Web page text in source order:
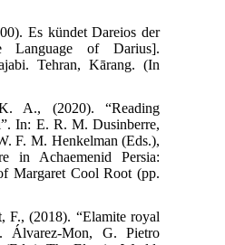
Es kündet Dareios der
Language of Darius].
Tehran, Kārang. (In
A., (2020). “Reading
In: E. R. M. Dusinberre,
F. M. Henkelman (Eds.),
in Achaemenid Persia:
Margaret Cool Root (pp.
F., (2018). “Elamite royal
Álvarez-Mon, G. Pietro